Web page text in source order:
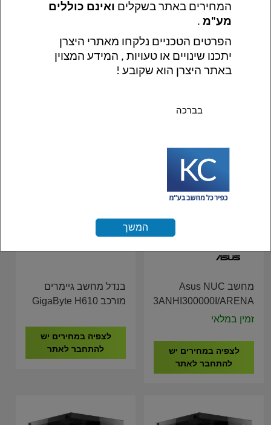
בנדל מערכת בחלקים
SAMA 801 GIGABYTE
H610 I5-12400 16GB
בנדל מערכת בחלקים
SAMA 801 GIGABYTE
H610 I5-12400 16GB
מחשב Asus NUC
RNUC13ANHI300000I/ARENA
CANYON Tall I3-
M00010
זמין במלאי
לצפיה במחירים יש
להתחבר לאתר
בנדל מחשב גיימרים
מורכב GigaByte H610
DDR4 500GB NVME
RTX 5060 8GB
לצפיה במחירים יש
להתחבר לאתר
המחירים באתר בשקלים
מע"מ .
באתר היצרן הוא שקובע !
בברכה
המשך